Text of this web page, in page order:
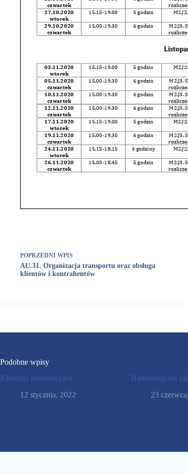
POPRZEDNI WPIS
AU.31. Organizacja transportu oraz obsługa
klientów i kontrahentów
Podobne wpisy
Klauzula informacyjna
12 stycznia, 2022
Harmonogram
23